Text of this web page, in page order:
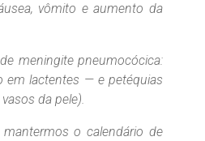
vômito e aumento da
meningite pneumocócica:
em lactentes — e petéquias
da pele).
o calendário de